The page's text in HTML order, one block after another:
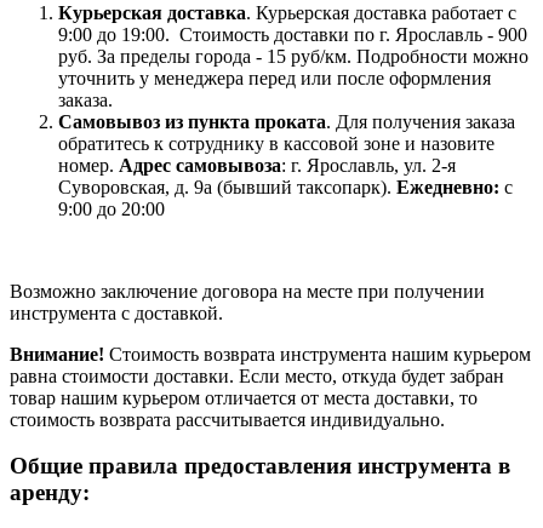
Курьерская доставка. Курьерская доставка работает с
9:00 до 19:00. Стоимость доставки по г. Ярославль - 900
руб. За пределы города - 15 руб/км. Подробности можно
уточнить у менеджера перед или после оформления
заказа.
Самовывоз из пункта проката. Для получения заказа
обратитесь к сотруднику в кассовой зоне и назовите
номер. Адрес самовывоза: г. Ярославль, ул. 2-я
Суворовская, д. 9а (бывший таксопарк). Ежедневно: с
9:00 до 20:00
Возможно заключение договора на месте при получении
инструмента с доставкой.
Внимание! Cтоимость возврата инструмента нашим курьером
равна стоимости доставки. Если место, откуда будет забран
товар нашим курьером отличается от места доставки, то
стоимость возврата рассчитывается индивидуально.
Общие правила предоставления инструмента в
аренду: